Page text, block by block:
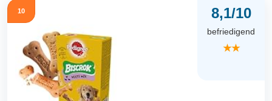
10 8,1/10
befriedigend
★★